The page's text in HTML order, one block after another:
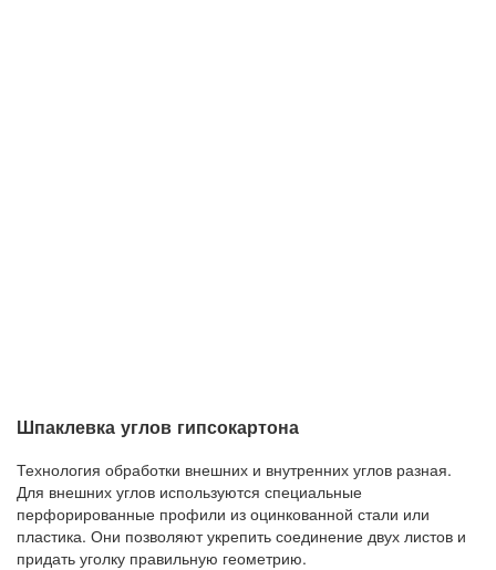
Шпаклевка углов гипсокартона
Технология обработки внешних и внутренних углов разная.
Для внешних углов используются специальные
перфорированные профили из оцинкованной стали или
пластика. Они позволяют укрепить соединение двух листов и
придать уголку правильную геометрию.